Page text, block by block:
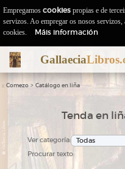
Gallaecia
:: Comezo > Catálogo en liña
Tenda en
Ver categoría:
Procurar texto:
Empregamos cookies propias e de
servizos. Ao empregar os nosos servizos,
cookies.
Máis información